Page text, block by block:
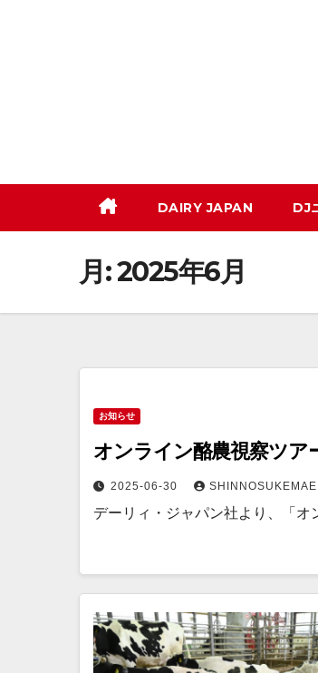
ッ
DAIRY JAPAN DJ
月:2025年6月
お知らせ
オンライン酪農視察ツア
2025-06-30
デーリィ・ジャパン社より、「